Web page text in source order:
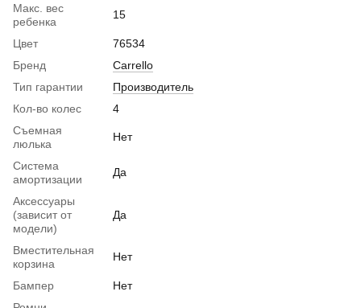
Макс. вес
ребенка
15
Цвет
76534
Бренд
Carrello
Тип гарантии
Производитель
Кол-во колес
4
Съемная
люлька
Нет
Система
амортизации
Да
Аксессуары
(зависит от
модели)
Да
Вместительная
корзина
Нет
Бампер
Нет